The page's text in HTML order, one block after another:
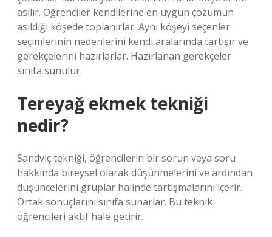
asılır. Öğrenciler kendilerine en uygun çözümün
asıldığı köşede toplanırlar. Aynı köşeyi seçenler
seçimlerinin nedenlerini kendi aralarında tartışır ve
gerekçelerini hazırlarlar. Hazırlanan gerekçeler
sınıfa sunulur.
Tereyağ ekmek tekniği
nedir?
Sandviç tekniği, öğrencilerin bir sorun veya soru
hakkında bireysel olarak düşünmelerini ve ardından
düşüncelerini gruplar halinde tartışmalarını içerir.
Ortak sonuçlarını sınıfa sunarlar. Bu teknik
öğrencileri aktif hale getirir.